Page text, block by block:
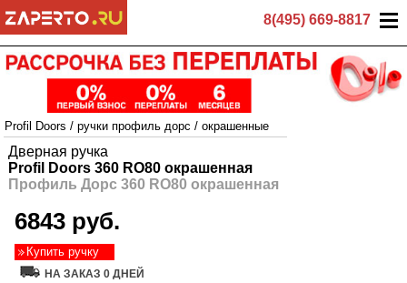
8(495) 669-8817
Profil Doors / ручки профиль дорс / окрашенные
Дверная ручка
Profil Doors 360 RO80 окрашенная
Профиль Дорс 360 RO80 окрашенная
6843 руб.
Купить ручку
НА ЗАКАЗ 0 ДНЕЙ